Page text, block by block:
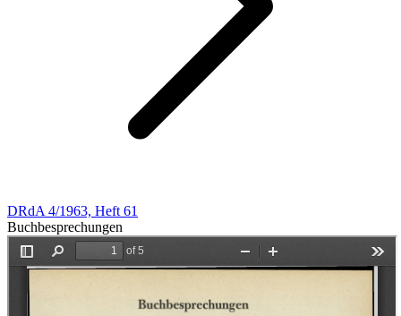
DRdA 4/1963, Heft 61
Buchbesprechungen